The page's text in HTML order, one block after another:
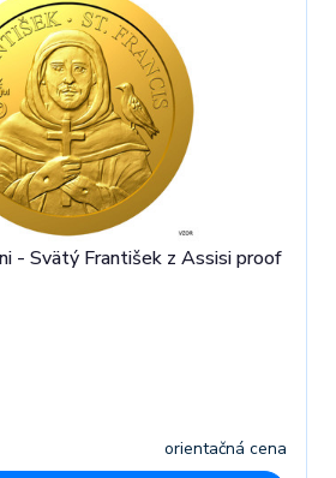
- Svätý František z Assisi proof
orientačná cena